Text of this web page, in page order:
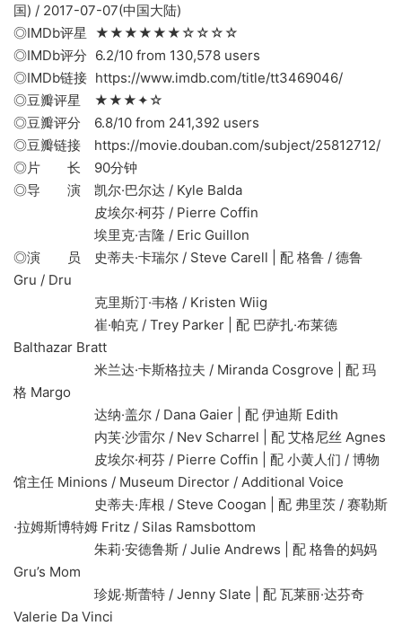
国) / 2017-07-07(中国大陆)
◎IMDb评星 ★★★★★★☆☆☆☆
◎IMDb评分 6.2/10 from 130,578 users
◎IMDb链接 https://www.imdb.com/title/tt3469046/
◎豆瓣评星 ★★★✦☆
◎豆瓣评分 6.8/10 from 241,392 users
◎豆瓣链接 https://movie.douban.com/subject/25812712/
◎片 长 90分钟
◎导 演 凯尔·巴尔达 / Kyle Balda
皮埃尔·柯芬 / Pierre Coffin
埃里克·吉隆 / Eric Guillon
◎演 员 史蒂夫·卡瑞尔 / Steve Carell | 配 格鲁 / 德鲁
Gru / Dru
克里斯汀·韦格 / Kristen Wiig
崔·帕克 / Trey Parker | 配 巴萨扎·布莱德
Balthazar Bratt
米兰达·卡斯格拉夫 / Miranda Cosgrove | 配 玛
格 Margo
达纳·盖尔 / Dana Gaier | 配 伊迪斯 Edith
内芙·沙雷尔 / Nev Scharrel | 配 艾格尼丝 Agnes
皮埃尔·柯芬 / Pierre Coffin | 配 小黄人们 / 博物
馆主任 Minions / Museum Director / Additional Voice
史蒂夫·库根 / Steve Coogan | 配 弗里茨 / 赛勒斯
·拉姆斯博特姆 Fritz / Silas Ramsbottom
朱莉·安德鲁斯 / Julie Andrews | 配 格鲁的妈妈
Gru’s Mom
珍妮·斯蕾特 / Jenny Slate | 配 瓦莱丽·达芬奇
Valerie Da Vinci